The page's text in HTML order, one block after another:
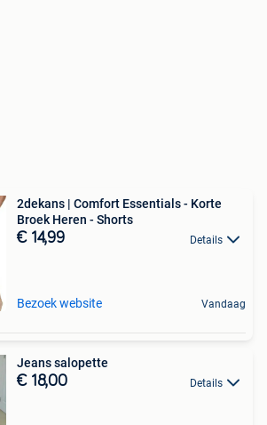
2dekans | Comfort Essentials - Korte
Broek Heren - Shorts
€ 14,99 Details
Bezoek website Vandaag
Jeans salopette
€ 18,00 Details